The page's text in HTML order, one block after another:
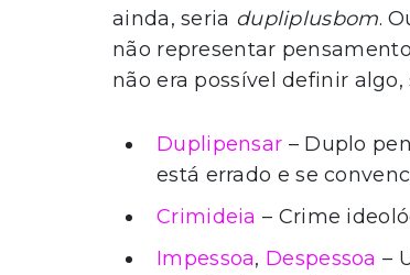
ainda, seria dupliplusbom.
não representar
não era possível definir
Duplipensar – Duplo
está errado e se
Crimideia – Crime
Impessoa, Despessoa –